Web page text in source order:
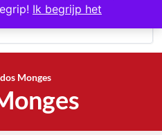
Ik begrijp het
Monges